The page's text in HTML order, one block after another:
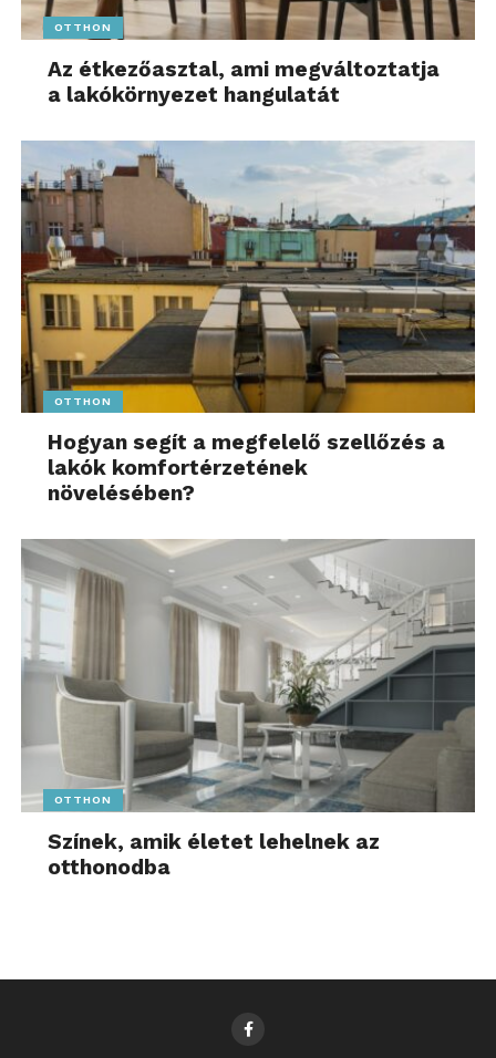
OTTHON
Az étkezőasztal, ami megváltoztatja
a lakókörnyezet hangulatát
OTTHON
Hogyan segít a megfelelő szellőzés a
lakók komfortérzetének
növelésében?
OTTHON
Színek, amik életet lehelnek az
otthonodba